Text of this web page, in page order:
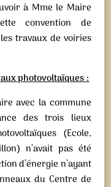
à Mme le Maire
convention de
travaux de voiries
photovoltaïques :
avec la commune
des trois lieux
(Ecole,
n’avait pas été
d’énergie n’ayant
du Centre de